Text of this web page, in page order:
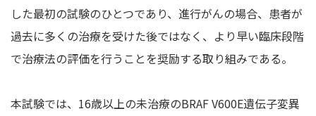
した最初の試験のひとつであり、進行がんの場合、患者が
過去に多くの治療を受けた後ではなく、より早い臨床段階
で治療法の評価を行うことを奨励する取り組みである。
本試験では、16歳以上の未治療のBRAF V600E遺伝子変異